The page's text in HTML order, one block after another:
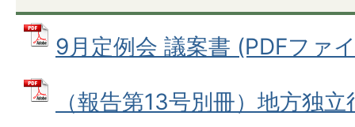
9月定例会 議案書 (PDFファ
（報告第13号別冊）地方独